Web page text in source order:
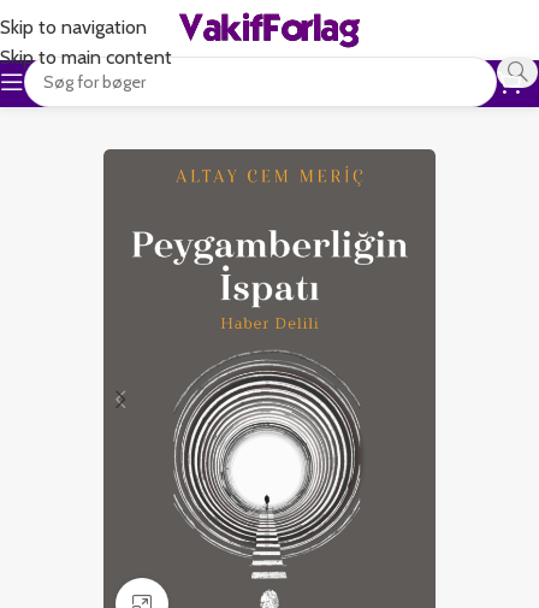
Skip to navigation
Skip to main content